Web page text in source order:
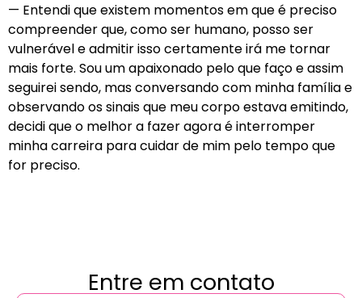
— Entendi que existem momentos em que é preciso
compreender que, como ser humano, posso ser
vulnerável e admitir isso certamente irá me tornar
mais forte. Sou um apaixonado pelo que faço e assim
seguirei sendo, mas conversando com minha família e
observando os sinais que meu corpo estava emitindo,
decidi que o melhor a fazer agora é interromper
minha carreira para cuidar de mim pelo tempo que
for preciso.
Entre em contato